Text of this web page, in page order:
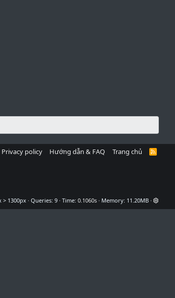
Privacy policy Hướng dẫn & FAQ Trang chủ
R
S
Queries 9 Time 0.1060s Memory 11.20MB